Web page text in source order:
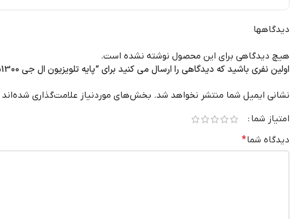
دیدگاهها
هیچ دیدگاهی برای این محصول نوشته نشده است.
اولین نفری باشید که دیدگاهی را ارسال می کنید برای “پایه تلویزیون ال جی 49LH51300”
نشانی ایمیل شما منتشر نخواهد شد. بخش‌های موردنیاز علامت‌گذاری شده‌اند
امتیاز شما
دیدگاه شما*